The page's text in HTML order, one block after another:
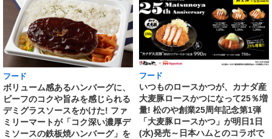
フード
ボリューム感あるハンバーグに、
ビーフのコクや旨みを感じられる
デミグラスソースをかけた! ファ
ミリーマートが「コク深い濃厚デ
ミソースの鉄板焼ハンバーグ」を
フード
いつものロースかつが、カナダ産
大麦豚ロースかつになって25％増
量! 松のや創業25周年記念第1弾
「大麦豚ロースかつ」が明日1日
(水)発売～日本ハムとのコラボで